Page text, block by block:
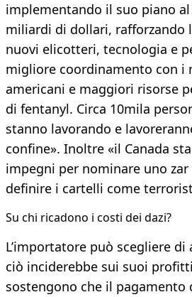
implementando il suo piano
miliardi di dollari, rafforzando
nuovi elicotteri, tecnologia e
migliore coordinamento con i
americani e maggiori risorse
di fentanyl. Circa 10mila
stanno lavorando e
confine». Inoltre «il Canada
impegni per nominare uno
definire i cartelli come
Su chi ricadono i costi dei dazi?
L’importatore può scegliere
ciò inciderebbe sui suoi
sostengono che il pagamento